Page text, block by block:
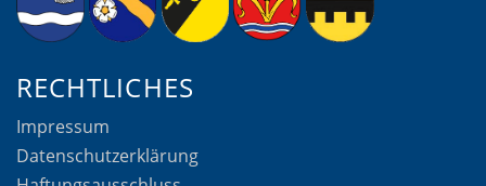
RECHTLICHES
Impressum
Datenschutzerklärung